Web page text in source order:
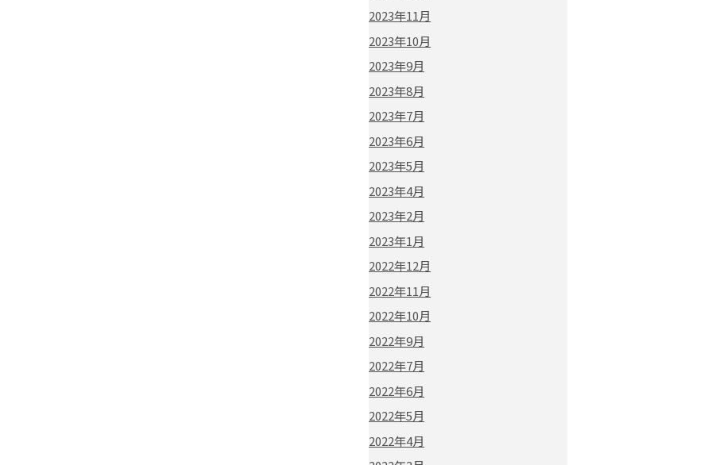
2023年11月
2023年10月
2023年9月
2023年8月
2023年7月
2023年6月
2023年5月
2023年4月
2023年2月
2023年1月
2022年12月
2022年11月
2022年10月
2022年9月
2022年7月
2022年6月
2022年5月
2022年4月